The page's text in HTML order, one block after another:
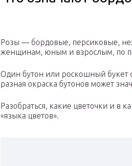
Розы — бордовые, персиковые,
женщинам, юным и взрослым, по
Один бутон или роскошный букет
разная окраска бутонов может
Разобраться, какие цветочки и в
«языка цветов».